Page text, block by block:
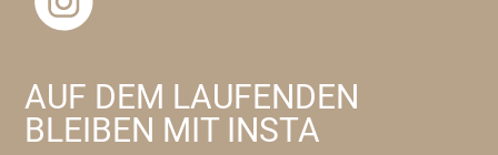
AUF DEM LAUFENDEN
BLEIBEN MIT INSTA